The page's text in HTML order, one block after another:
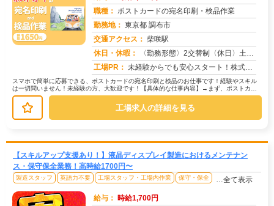
職種： ポストカードの宛名印刷・検品作業
勤務地： 東京都 調布市
交通アクセス： 柴咲駅
休日・休暇：
〈勤務形態〉2交替制〈休日〉土日★ＧＷ★夏季休暇★冬季休暇★年末年始
工場PR： 未経験からでも安心スタート！株式会社京栄センターで新しい一歩を踏み出してみませんか？→ 応募から最短翌日勤務開始！...
スマホで簡単に応募できる、ポストカードの宛名印刷と検品のお仕事です！経験やスキル
は一切問いません！未経験の方、大歓迎です！【具体的な仕事内容】→まず、ポストカー
ドに宛名情報を印刷します。→次に、...
工場求人の詳細を見る
【スキルアップ支援あり！】液晶ディスプレイ製造におけるメンテナン
ス・保守保全業務！高時給1700円〜
製造スタッフ 英語力不要 工場スタッフ・工場内作業 保守・保全 …全て表示
給与： 時給1,700円